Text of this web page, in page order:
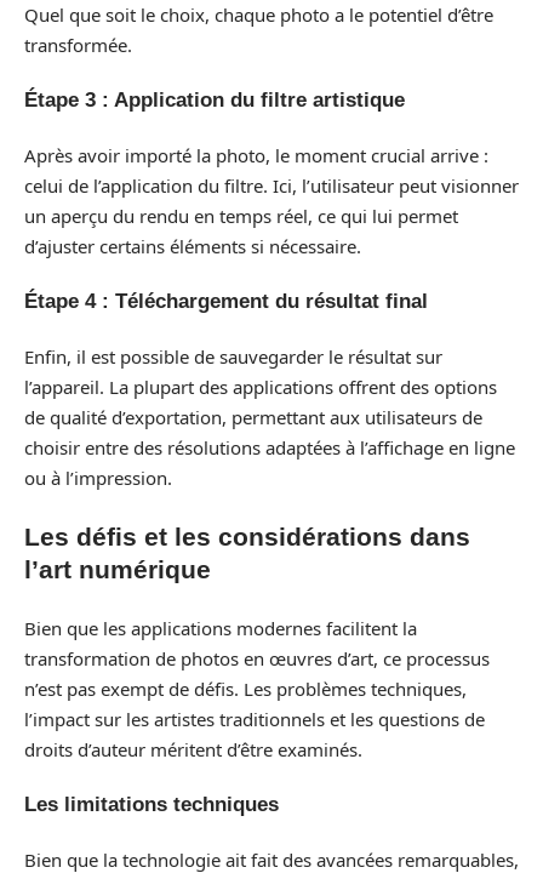
Quel que soit le choix, chaque photo a le potentiel d’être
transformée.
Étape 3 : Application du filtre artistique
Après avoir importé la photo, le moment crucial arrive :
celui de l’application du filtre. Ici, l’utilisateur peut visionner
un aperçu du rendu en temps réel, ce qui lui permet
d’ajuster certains éléments si nécessaire.
Étape 4 : Téléchargement du résultat final
Enfin, il est possible de sauvegarder le résultat sur
l’appareil. La plupart des applications offrent des options
de qualité d’exportation, permettant aux utilisateurs de
choisir entre des résolutions adaptées à l’affichage en ligne
ou à l’impression.
Les défis et les considérations dans
l’art numérique
Bien que les applications modernes facilitent la
transformation de photos en œuvres d’art, ce processus
n’est pas exempt de défis. Les problèmes techniques,
l’impact sur les artistes traditionnels et les questions de
droits d’auteur méritent d’être examinés.
Les limitations techniques
Bien que la technologie ait fait des avancées remarquables,